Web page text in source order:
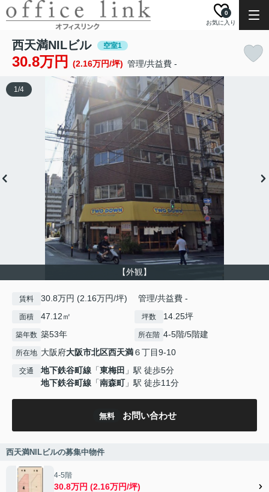
お気に入り
0
西天満NILビル 空室1
30.8万円 (2.16万円/坪) 管理/共益費 -
【外観】
1/4
賃料 30.8万円 (2.16万円/坪) 管理/共益費 -
面積 47.12㎡ 坪数 14.25坪
築年数 築53年 所在階 4-5階/5階建
所在地 大阪府大阪市北区西天満６丁目9-10
交通 地下鉄谷町線 「東梅田 」駅 徒歩5分
地下鉄谷町線 「南森町」駅 徒歩11分
無料 お問い合わせ
西天満NILビルの募集中物件
4-5階
30.8万円 (2.16万円/坪)